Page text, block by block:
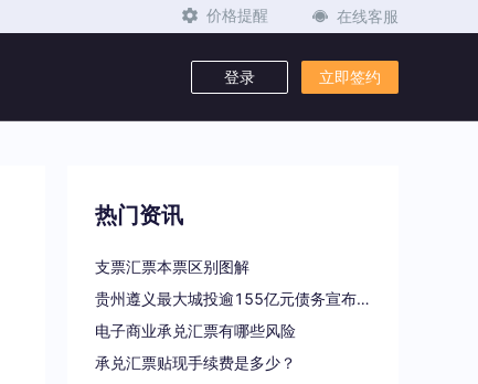
价格提醒 在线客服
登录 立即签约
热门资讯
支票汇票本票区别图解
贵州遵义最大城投逾155亿元债务宣布重组
电子商业承兑汇票有哪些风险
承兑汇票贴现手续费是多少？